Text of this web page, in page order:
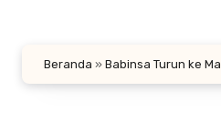
Beranda » Babinsa Turun ke